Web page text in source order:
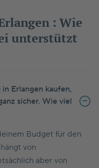
: Wie
unterstützt
Erlangen kaufen,
sicher. Wie viel
Budget für den
von
aber von